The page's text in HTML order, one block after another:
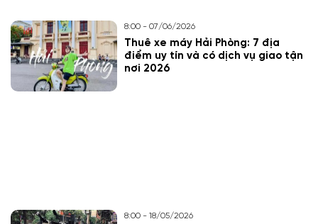
8:00 - 07/06/2026
Thuê xe máy Hải Phòng: 7 địa
điểm uy tín và có dịch vụ giao tận
nơi 2026
8:00 - 18/05/2026